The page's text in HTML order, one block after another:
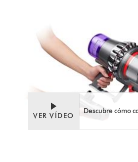
VER VÍDEO
Descubre cómo